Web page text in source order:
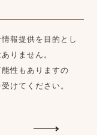
報提供を目的とし
りません。
性もありますの
けてください。